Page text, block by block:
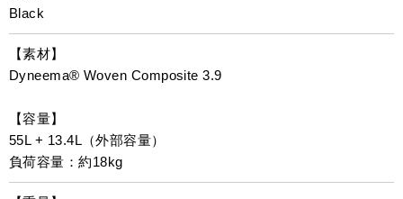
Black
【素材】
Dyneema® Woven Composite 3.9
【容量】
55L + 13.4L（外部容量）
負荷容量：約18kg